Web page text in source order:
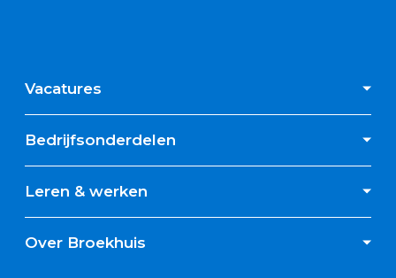
Vacatures
Bedrijfsonderdelen
Leren & werken
Over Broekhuis